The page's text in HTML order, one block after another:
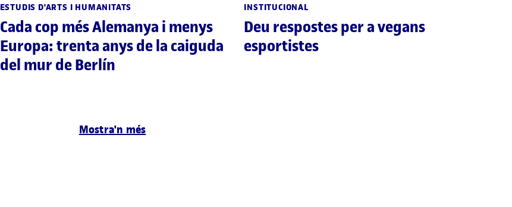
ESTUDIS D'ARTS I HUMANITATS
Cada cop més Alemanya i menys
Europa: trenta anys de la caiguda
del mur de Berlín
INSTITUCIONAL
Deu respostes per a vegans
esportistes
Mostra'n més